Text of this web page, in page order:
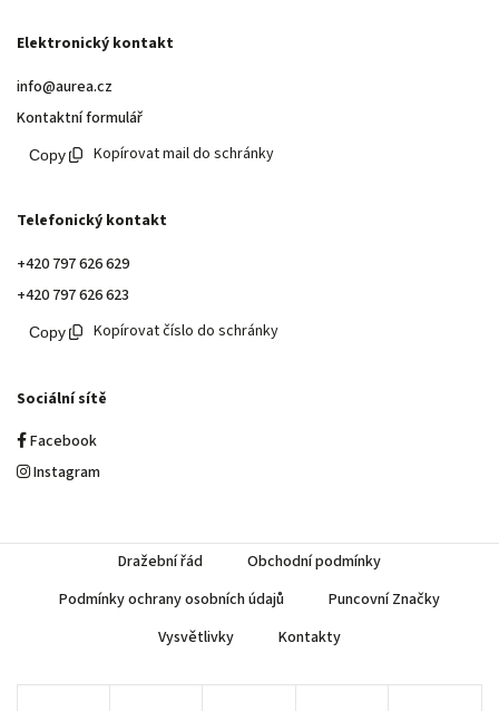
Elektronický kontakt
info@aurea.cz
Kontaktní formulář
Kopírovat mail do schránky
Telefonický kontakt
+420 797 626 629
+420 797 626 623
Kopírovat číslo do schránky
Sociální sítě
Facebook
Instagram
Dražební řád
Obchodní podmínky
Podmínky ochrany osobních údajů
Puncovní Značky
Vysvětlivky
Kontakty